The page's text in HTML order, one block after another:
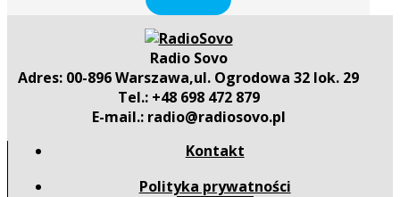
Radio Sovo
Adres: 00-896 Warszawa,ul. Ogrodowa 32 lok. 29
Tel.: +48 698 472 879
E-mail.: radio@radiosovo.pl
Kontakt
Polityka prywatności